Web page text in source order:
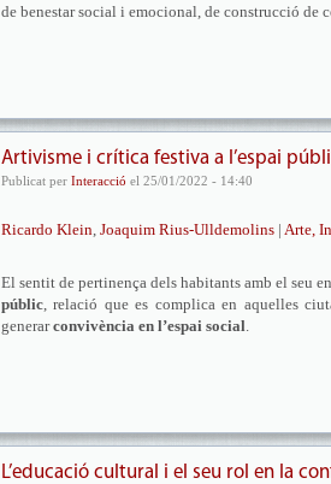
de benestar social i emocional, de construcció
Artivisme i crítica festiva a l’espai
Publicat per Interacció el 25/01/2022 - 14:40
Ricardo Klein, Joaquim Rius-Ulldemolins | Arte,
El sentit de pertinença dels habitants amb el seu
públic, relació que es complica en aquelles
generarconvivència en l’espai social.
L’educació cultural i el seu rol en la